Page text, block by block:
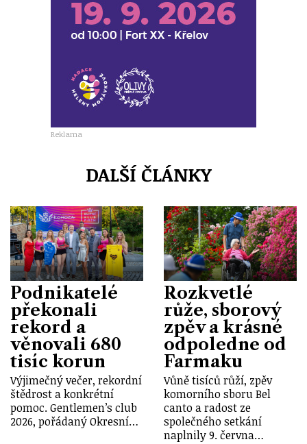
Reklama
DALŠÍ ČLÁNKY
Podnikatelé
překonali
rekord a
věnovali 680
tisíc korun
Výjimečný večer, rekordní
štědrost a konkrétní
pomoc. Gentlemen’s club
2026, pořádaný Okresní…
Rozkvetlé
růže, sborový
zpěv a krásné
odpoledne od
Farmaku
Vůně tisíců růží, zpěv
komorního sboru Bel
canto a radost ze
společného setkání
naplnily 9. června…